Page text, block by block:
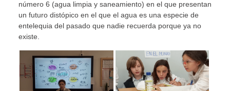
número 6 (agua limpia y saneamiento) en el que presentan
un futuro distópico en el que el agua es una especie de
entelequia del pasado que nadie recuerda porque ya no
existe.